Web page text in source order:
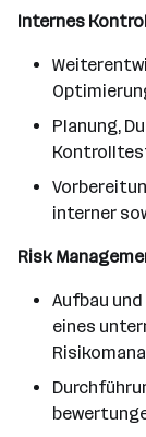
Internes
Planung,
interner
Risk
Aufbau
eines